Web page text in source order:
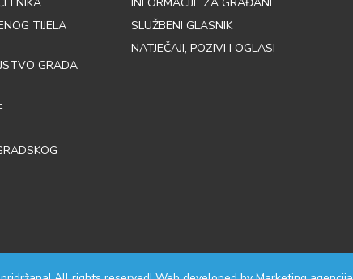
TIJELA
GRADA
SLUŽBENI GLASNIK
NATJEČAJI, POZIVI I OGLASI